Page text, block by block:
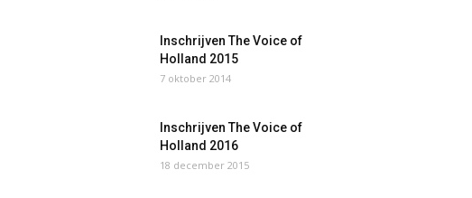
Inschrijven The Voice of
Holland 2015
7 oktober 2014
Inschrijven The Voice of
Holland 2016
18 december 2015